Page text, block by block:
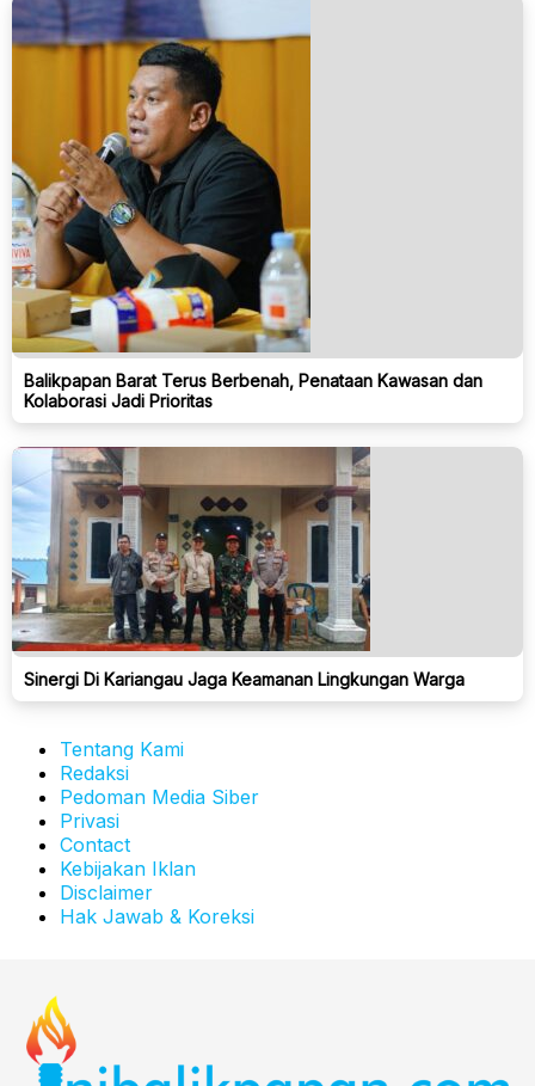
Balikpapan Barat Terus Berbenah, Penataan Kawasan dan
Kolaborasi Jadi Prioritas
Sinergi Di Kariangau Jaga Keamanan Lingkungan Warga
Tentang Kami
Redaksi
Pedoman Media Siber
Privasi
Contact
Kebijakan Iklan
Disclaimer
Hak Jawab & Koreksi